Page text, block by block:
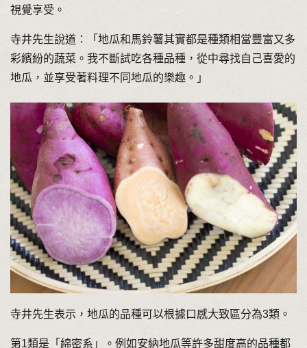
視覺享受。
寺井先生說道：「地瓜和馬鈴薯其實都是種類相當豐富又多
彩繽紛的蔬菜。我不斷試吃各種品種，從中尋找自己喜愛的
地瓜，並享受著料理不同地瓜的樂趣。」
寺井先生表示，地瓜的品種可以根據口感大致區分為3類。
第1類是「綿密系」。例如安納地瓜等許多甜度高的品種都